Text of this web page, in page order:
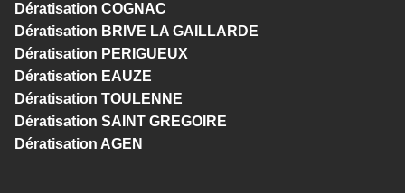
Dératisation COGNAC
Dératisation BRIVE LA GAILLARDE
Dératisation PERIGUEUX
Dératisation EAUZE
Dératisation TOULENNE
Dératisation SAINT GREGOIRE
Dératisation AGEN